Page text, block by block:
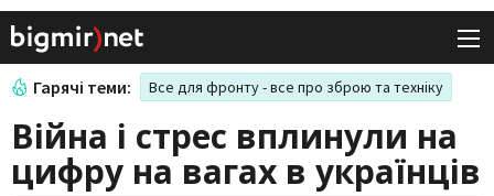
Гарячі теми: Все для фронту - все про зброю та техніку
Війна і стрес вплинули на
цифру на вагах в українців